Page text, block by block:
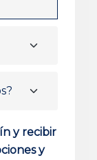
y recibir
y